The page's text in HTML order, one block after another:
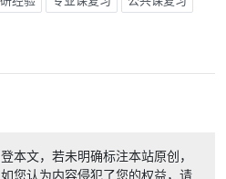
本文，若未明确标注本站原创，
您认为内容侵犯了您的权益，请